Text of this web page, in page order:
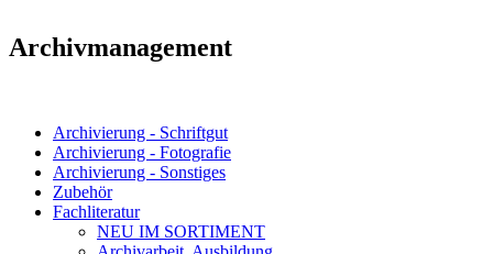
Archivmanagement
Archivierung - Schriftgut
Archivierung - Fotografie
Archivierung - Sonstiges
Zubehör
Fachliteratur
NEU IM SORTIMENT